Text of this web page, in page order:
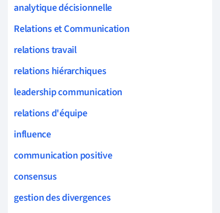
analytique décisionnelle
Relations et Communication
relations travail
relations hiérarchiques
leadership communication
relations d'équipe
influence
communication positive
consensus
gestion des divergences